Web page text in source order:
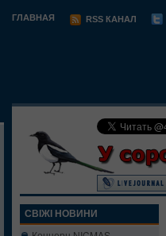
ГЛАВНАЯ RSS КАНАЛ
СВІЖІ НОВИНИ